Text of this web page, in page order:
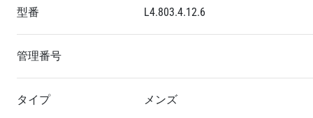
型番 L4.803.4.12.6
管理番号
タイプ メンズ